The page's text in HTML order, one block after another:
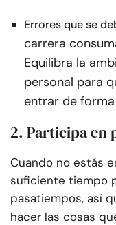
Errores que se
carrera
Equilibra la
personal para
entrar de
2. Participa en
Cuando no estás
suficiente tiempo
pasatiempos, así
hacer las cosas